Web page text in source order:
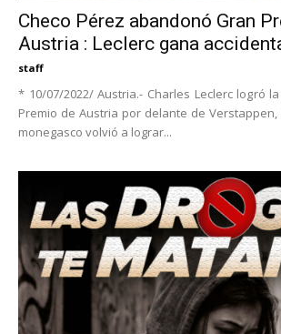
Checo Pérez abandonó Gran
Austria : Leclerc gana
staff
* 10/07/2022/ Austria.- Charles Leclerc logró
Premio de Austria por delante de Verstappen,
monegasco volvió a lograr...